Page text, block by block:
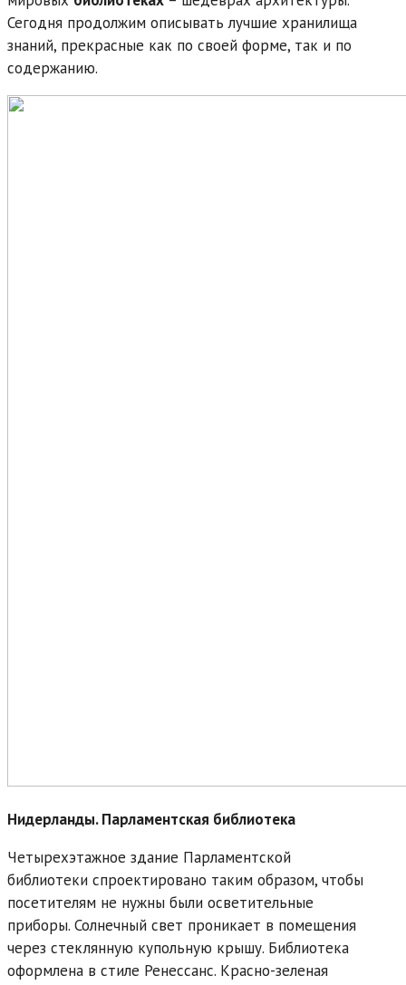
Сегодня продолжим описывать лучшие хранилища
знаний, прекрасные как по своей форме, так и по
содержанию.
Нидерланды. Парламентская библиотека
Четырехэтажное здание Парламентской
библиотеки спроектировано таким образом, чтобы
посетителям не нужны были осветительные
приборы. Солнечный свет проникает в помещения
через стеклянную купольную крышу. Библиотека
оформлена в стиле Ренессанс. Красно-зеленая